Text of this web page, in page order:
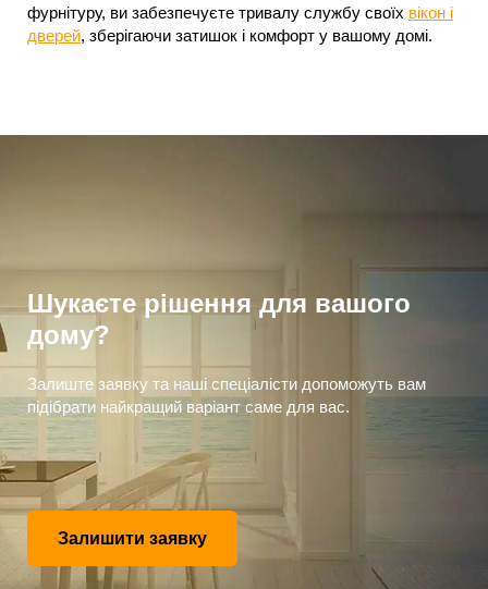
фурнітуру, ви забезпечуєте тривалу службу своїх вікон і
дверей, зберігаючи затишок і комфорт у вашому домі.
Шукаєте рішення для вашого
дому?
Залиште заявку та наші спеціалісти допоможуть вам
підібрати найкращий варіант саме для вас.
Залишити заявку